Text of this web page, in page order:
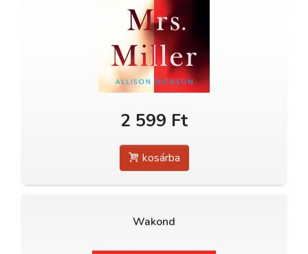
2 599 Ft
kosárba
Wakond